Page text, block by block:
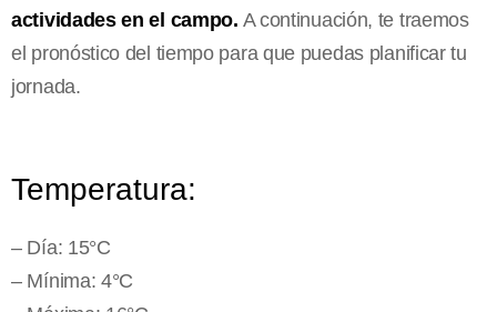
actividades en el campo. A continuación, te traemos
el pronóstico del tiempo para que puedas planificar tu
jornada.
Temperatura:
– Día: 15°C
– Mínima: 4°C